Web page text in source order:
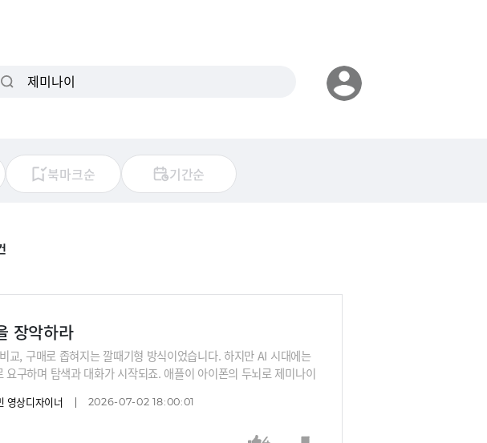
북마크순 기간순
장악하라
교, 구매로 좁혀지는 깔때기형 방식이었습니다. 하지만 AI 시대에는
구하며 탐색과 대화가 시작되죠. 애플이 아이폰의 두뇌로 제미나이
떻게 해야 1순위로 추천될 수 있을까요? 새로운 고객 접점 전쟁에서
영상디자이너 2026-07-02 18:00:01